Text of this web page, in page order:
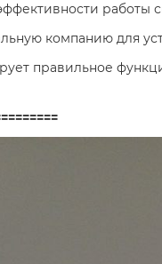
работы
компанию для
правильное